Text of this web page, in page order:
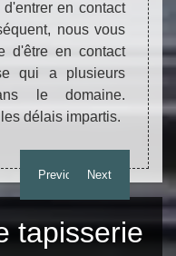
Previous
en contact
nous vous
d'être en contact
qui a plusieurs
le domaine.
délais impartis.
très
son
Next
tapisserie